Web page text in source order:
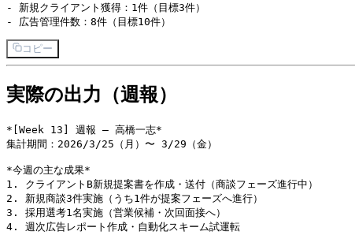
- 新規クライアント獲得：1件（目標3件）
コピー
実際の出力（週報）
*[Week 13] 週報 — 高橋一志*
集計期間：2026/3/25（月）〜 3/29（金）
*今週の主な成果*
1. クライアントB新規提案書を作成・送付（商談フェーズ進行中）
2. 新規商談3件実施（うち1件が提案フェーズへ進行）
3. 採用選考1名実施（営業候補・次回面接へ）
4. 週次広告レポート作成・自動化スキーム試運転